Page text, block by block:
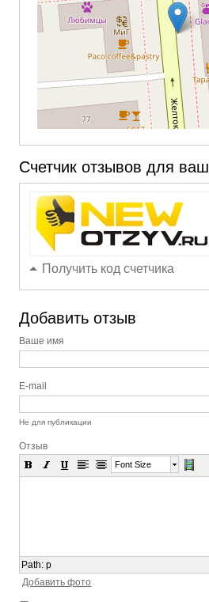
Счетчик отзывов для
Получить код счетчика
Добавить отзыв
Ваше имя
E-mail
Не для публикации
Отзыв
Font Size
Path:p
Добавить фото